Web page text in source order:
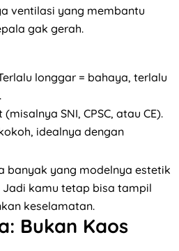
ventilasi yang membantu
gak gerah.
longgar = bahaya, terlalu
SNI, CPSC, atau CE).
idealnya dengan
banyak yang modelnya estetik
Jadi kamu tetap bisa tampil
keselamatan.
Bukan Kaos